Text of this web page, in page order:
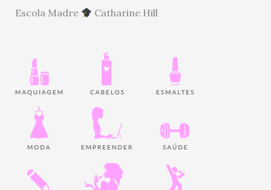
Escola Madre
Catharine Hill